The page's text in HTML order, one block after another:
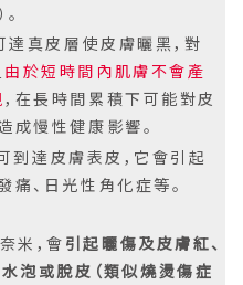
真皮層使皮膚曬黑，對
由於短時間內肌膚不會產
，在長時間累積下可能對皮
成慢性健康影響。
達皮膚表皮，它會引起
痛、日光性角化症等。
米，會 引起曬傷及皮膚紅、
泡或脫皮（類似燒燙傷症